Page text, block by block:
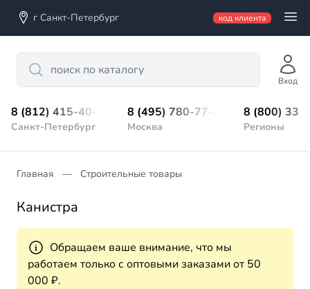
г Санкт-Петербург код клиента
Search
Вход
8 (812) 415-40-45
Санкт-Петербург
8 (495) 780-77-98
Москва
8 (800)
Регионы
Главная Строительные товары
Канистра
Обращаем ваше внимание, что мы
работаем только с оптовыми заказами от 50
000 ₽.